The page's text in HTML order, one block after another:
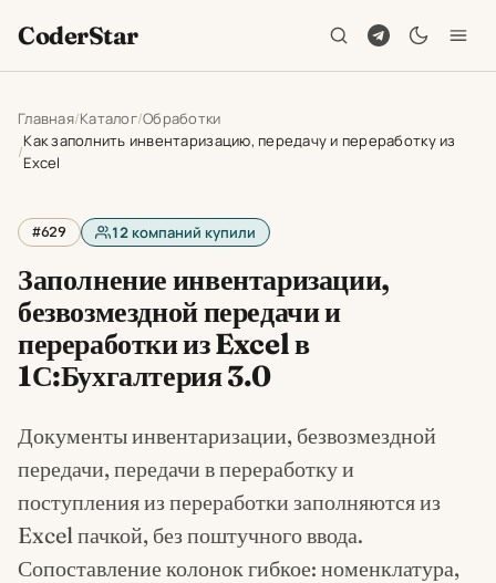
CoderStar
Главная Каталог Обработки
Как заполнить инвентаризацию, передачу и переработку из
Excel
#629 12компаний купили
Заполнение инвентаризации,
безвозмездной передачи и
переработки из Excel в
1С:Бухгалтерия 3.0
Документы инвентаризации, безвозмездной
передачи, передачи в переработку и
поступления из переработки заполняются из
Excel пачкой, без поштучного ввода.
Сопоставление колонок гибкое: номенклатура,